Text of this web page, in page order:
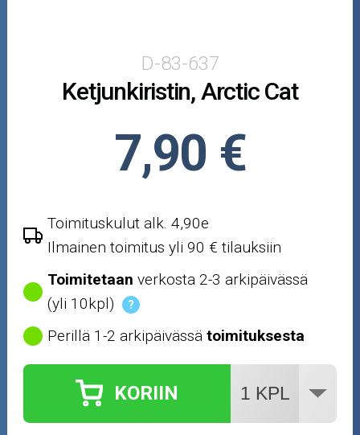
Öljyt ja kemikaalit
Outlet-tuotteet
D-83-637
Ketjunkiristin, Arctic Cat
7,90 €
Toimituskulut alk. 4,90e
Ilmainen toimitus yli 90 € tilauksiin
Toimitetaan verkosta 2-3 arkipäivässä
(yli 10kpl)
?
Perillä 1-2 arkipäivässätoimituksesta
KORIIN